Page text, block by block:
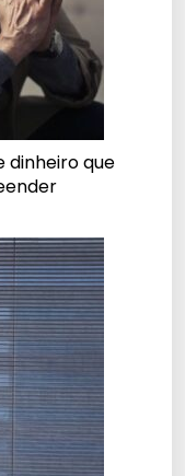
dinheiro que